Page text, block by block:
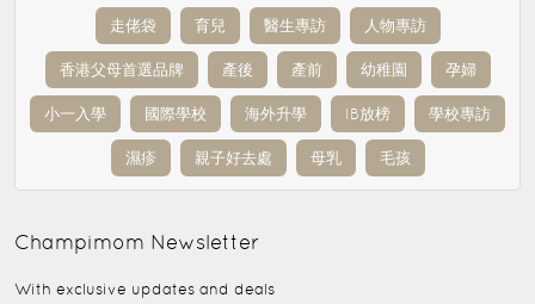
走佬袋 育兒 醫生專訪 人物專訪
香港父母首選品牌 產後 產前 幼稚園 孕婦
小一入學 國際學校 海外升學 IB放榜 學校專訪
濕疹 親子好去處 母乳 毛孩
Champimom Newsletter
With exclusive updates and deals